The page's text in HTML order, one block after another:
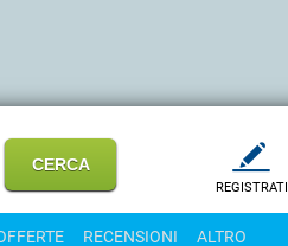
REGISTRATI
RECENSIONI ALTRO